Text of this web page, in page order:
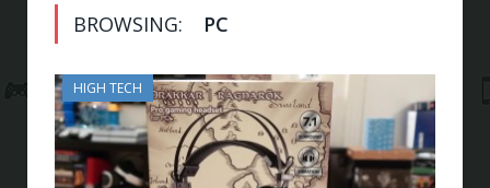
BROWSING: PC
HIGH TECH